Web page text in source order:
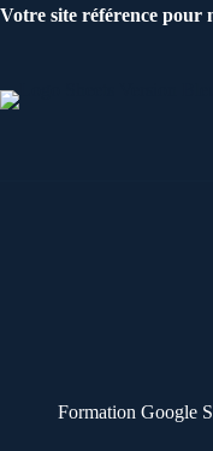
Passer
Votre site référence pour
Formation Google